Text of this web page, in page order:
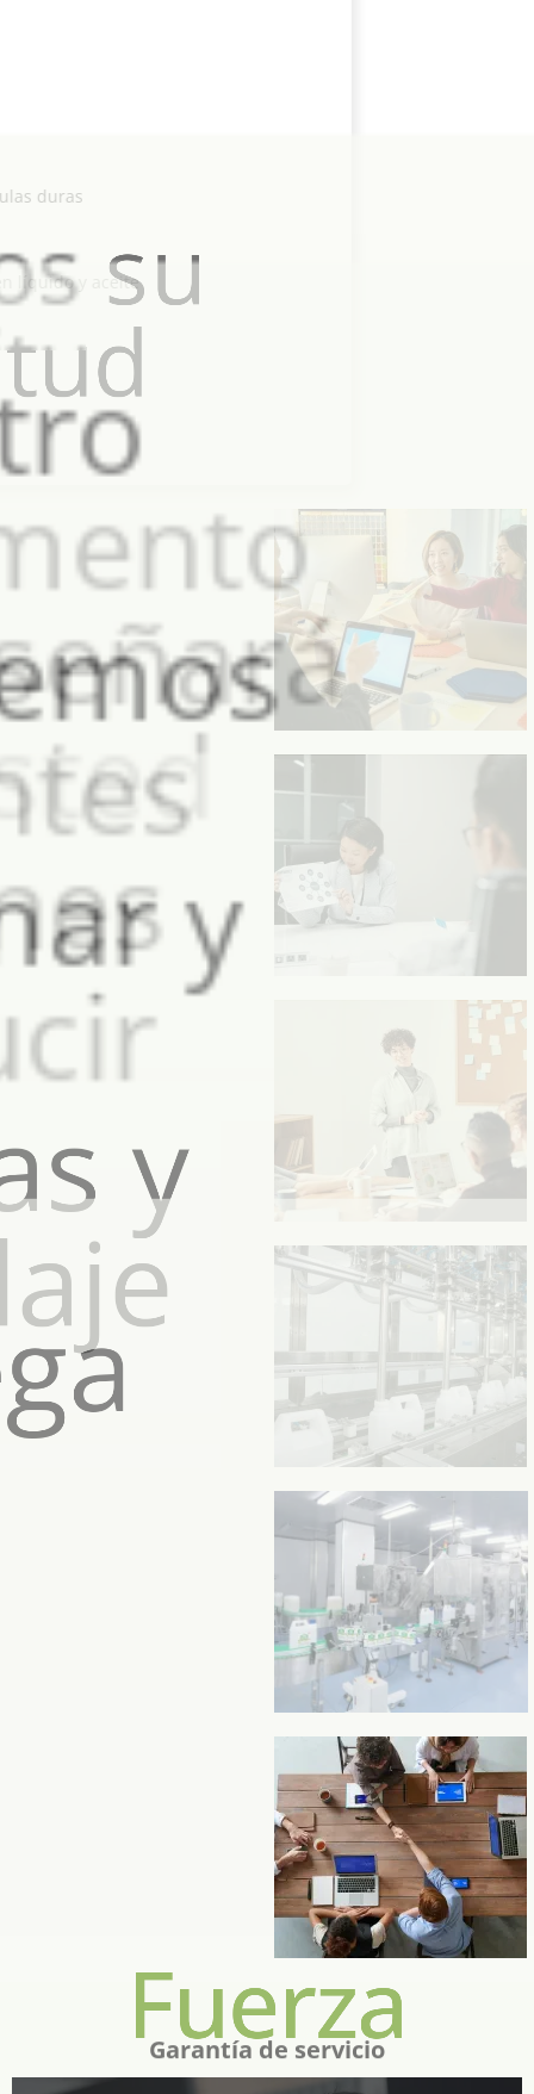
Softgel y cápsulas duras
Formulación en líquido y aceite
Déjenos su
solicitud
PASO2
Nuestro
departamento
de I+D diseñará
para usted
Ofreceremos
diferentes
opciones
PASO4
Confirmar y
producir
Fuerza
Garantía de servicio